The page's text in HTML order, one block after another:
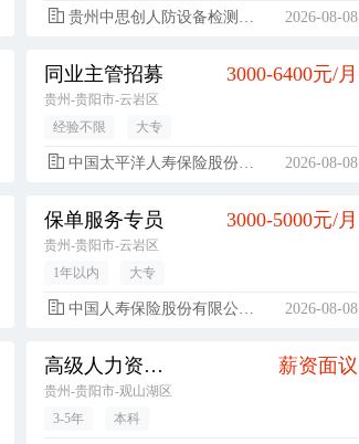
贵州中思创人防设备检测有限公司 2026-08-08
同业主管招募 3000-6400元/月
贵州-贵阳市-云岩区
经验不限
大专
中国太平洋人寿保险股份有限公司 2026-08-08
保单服务专员 3000-5000元/月
贵州-贵阳市-云岩区
1年以内
大专
中国人寿保险股份有限公司贵阳市都司支公司 2026-08-08
高级人力资源专员（直播电商方向） 薪资面议
贵州-贵阳市-观山湖区
3-5年
本科